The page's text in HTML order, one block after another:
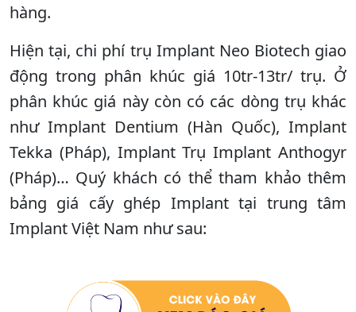
hàng.
Hiện tại, chi phí trụ Implant Neo Biotech giao
động trong phân khúc giá 10tr-13tr/ trụ. Ở
phân khúc giá này còn có các dòng trụ khác
như Implant Dentium (Hàn Quốc), Implant
Tekka (Pháp), Implant Trụ Implant Anthogyr
(Pháp)… Quý khách có thể tham khảo thêm
bảng giá cấy ghép Implant tại trung tâm
Implant Việt Nam như sau: